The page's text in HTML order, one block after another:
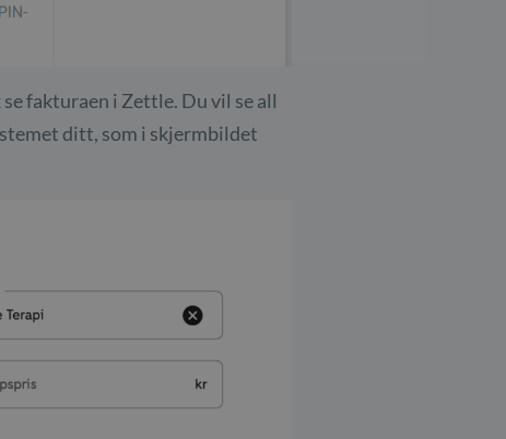
fakturaen i Zettle. Du vil se all
ditt, som i skjermbildet